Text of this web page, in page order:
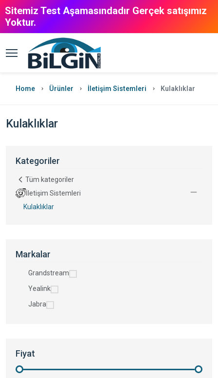
Sitemiz Test Aşamasındadır Gerçek satışımız
Yoktur.
Home Ürünler İletişim Sistemleri Kulaklıklar
Kulaklıklar
Kategoriler
Tüm kategoriler
İletişim Sistemleri
Kulaklıklar
Markalar
Grandstream
Yealink
Jabra
Fiyat